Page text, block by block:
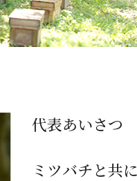
代表あいさつ
ミツバチと共